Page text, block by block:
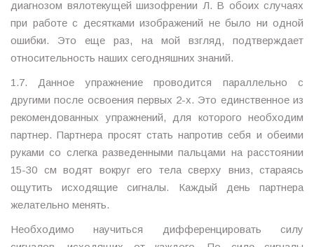
диагнозом вялотекущей шизофрении Л. В обоих случаях
при работе с десятками изображений не было ни одной
ошибки. Это еще раз, на мой взгляд, подтверждает
относительность наших сегодняшних знаний.
1.7. Данное упражнение проводится параллельно с
другими после освоения первых 2-х. Это единственное из
рекомендованных упражнений, для которого необходим
партнер. Партнера просят стать напротив себя и обеими
руками со слегка разведенными пальцами на расстоянии
15-30 см водят вокруг его тела сверху вниз, стараясь
ощутить исходящие сигналы. Каждый день партнера
желательно менять.
Необходимо научиться дифференцировать силу